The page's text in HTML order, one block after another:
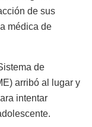
de sus
médica de
de
arribó al lugar y
intentar